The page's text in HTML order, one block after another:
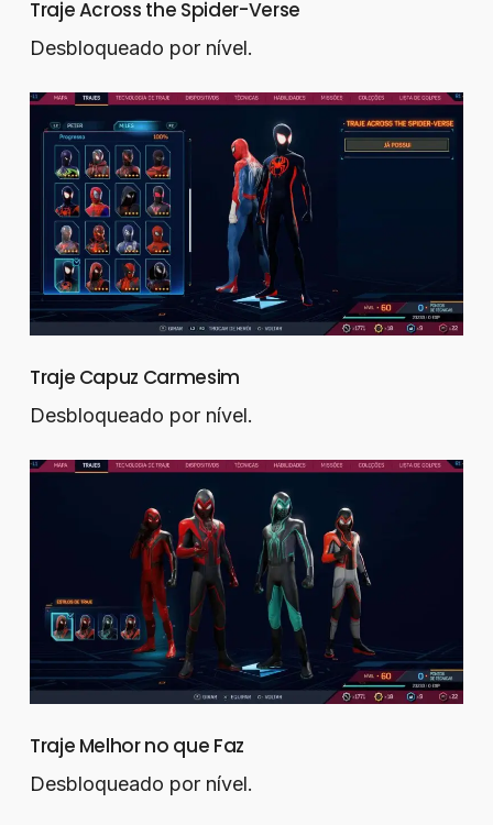
Traje Across the Spider-Verse
Desbloqueado por nível.
Traje Capuz Carmesim
Desbloqueado por nível.
Traje Melhor no que Faz
Desbloqueado por nível.